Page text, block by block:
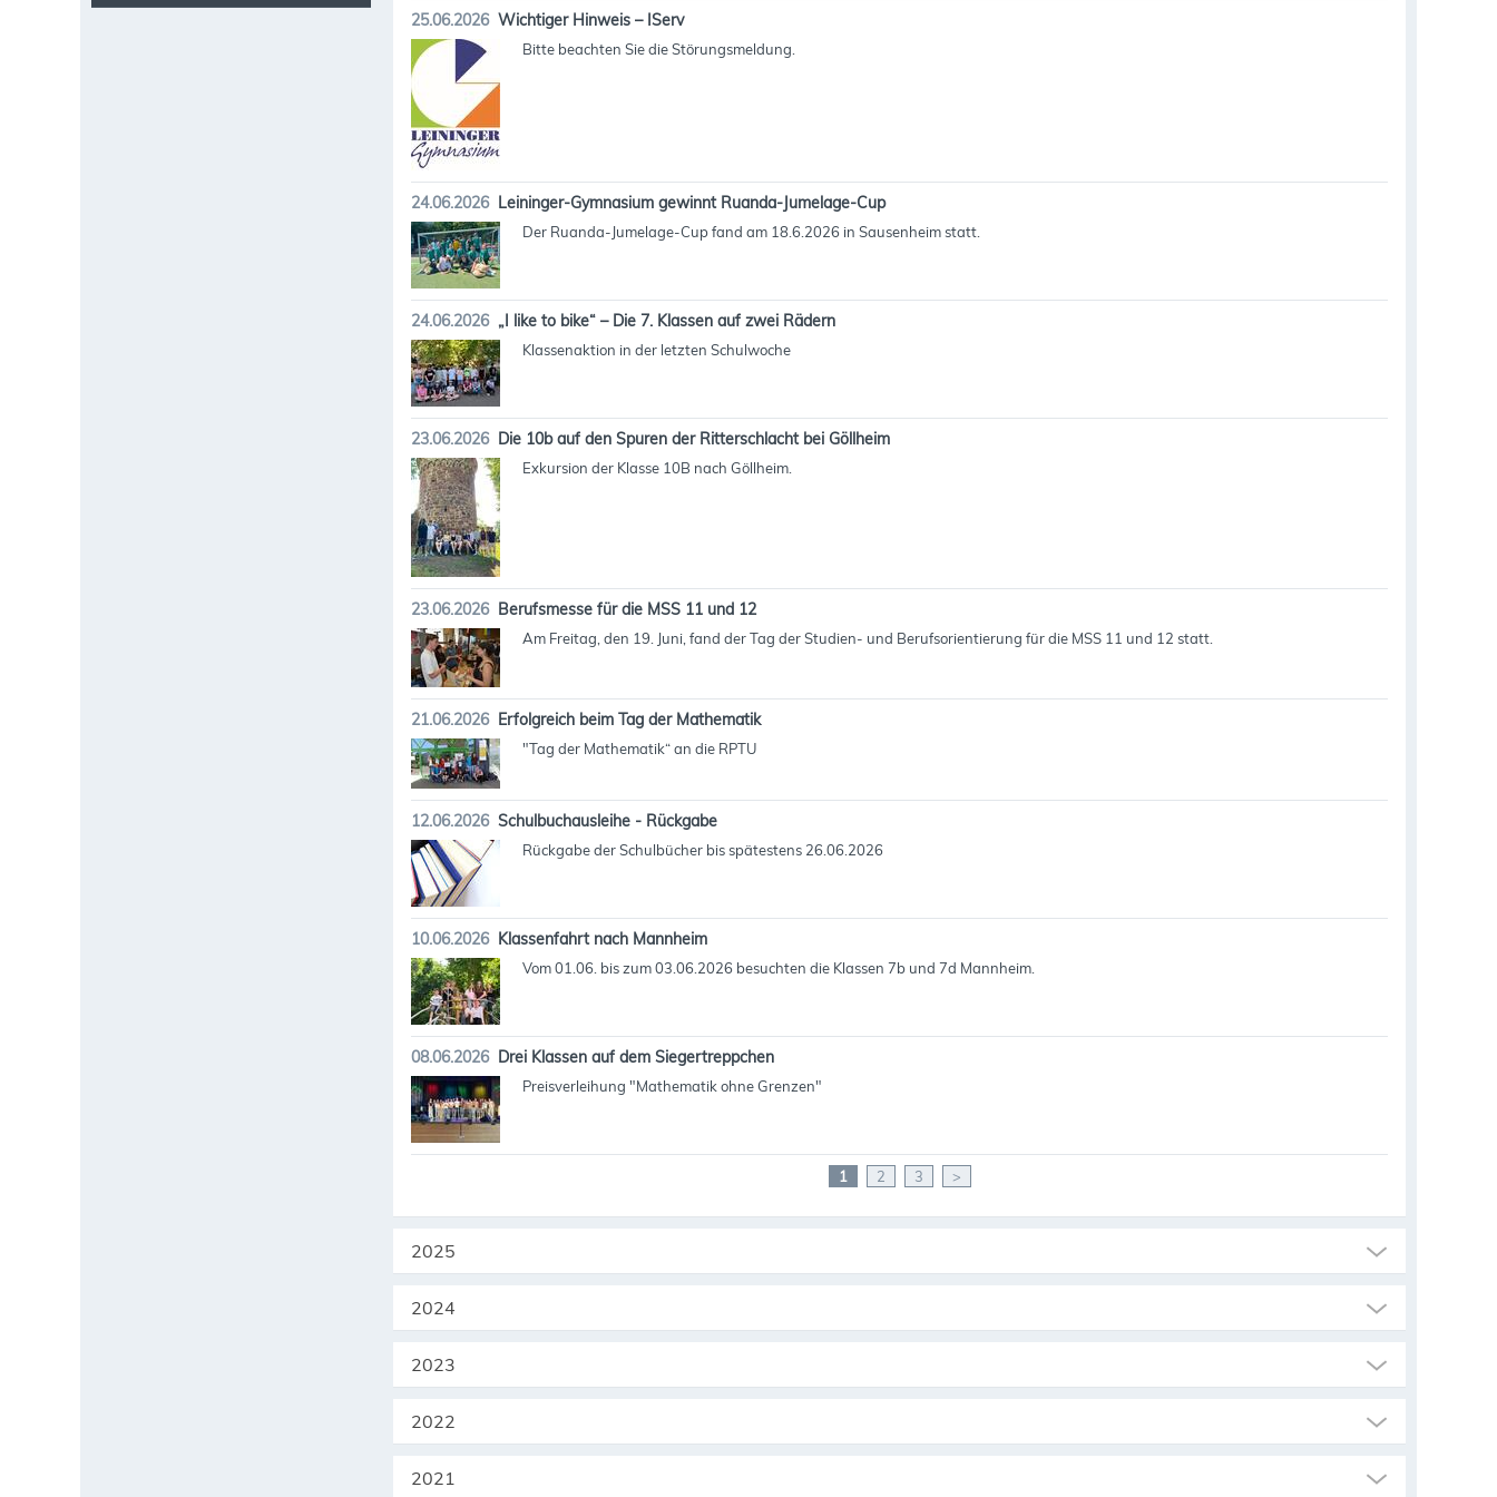
25.06.2026 Wichtiger Hinweis – IServ
Bitte beachten Sie die Störungsmeldung.
24.06.2026 Leininger-Gymnasium gewinnt Ruanda-Jumelage-Cup
Der Ruanda-Jumelage-Cup fand am 18.6.2026 in Sausenheim statt.
24.06.2026 „I like to bike“ – Die 7. Klassen auf zwei Rädern
Klassenaktion in der letzten Schulwoche
23.06.2026 Die 10b auf den Spuren der Ritterschlacht bei Göllheim
Exkursion der Klasse 10B nach Göllheim.
23.06.2026 Berufsmesse für die MSS 11 und 12
Am Freitag, den 19. Juni, fand der Tag der Studien- und Berufsorientierung für die MSS 11 und 12 statt.
21.06.2026 Erfolgreich beim Tag der Mathematik
"Tag der Mathematik“ an die RPTU
12.06.2026 Schulbuchausleihe - Rückgabe
Rückgabe der Schulbücher bis spätestens 26.06.2026
10.06.2026 Klassenfahrt nach Mannheim
Vom 01.06. bis zum 03.06.2026 besuchten die Klassen 7b und 7d Mannheim.
08.06.2026 Drei Klassen auf dem Siegertreppchen
Preisverleihung "Mathematik ohne Grenzen"
1 2 3 >
2025
2024
2023
2022
2021